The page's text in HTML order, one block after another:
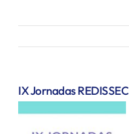
GRUPOS DE INVESTIGACIÓN
IX Jornadas REDISSEC